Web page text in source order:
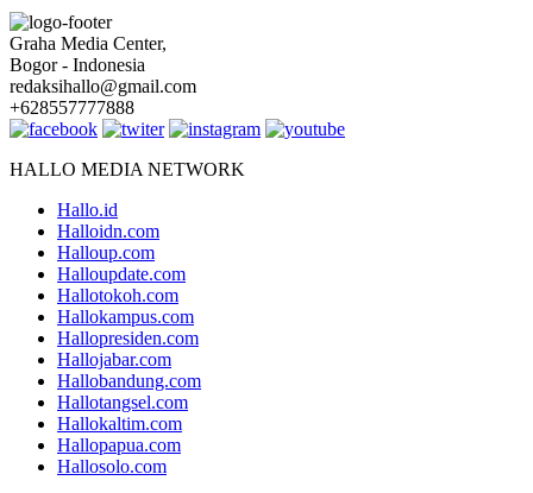
Graha Media Center,
Bogor - Indonesia
redaksihallo@gmail.com
+628557777888
HALLO MEDIA NETWORK
Hallo.id
Halloidn.com
Halloup.com
Halloupdate.com
Hallotokoh.com
Hallokampus.com
Hallopresiden.com
Hallojabar.com
Hallobandung.com
Hallotangsel.com
Hallokaltim.com
Hallopapua.com
Hallosolo.com